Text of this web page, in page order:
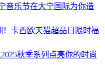
音乐节在大宁国际为你造
卡西欧天猫超品日限时福
秋季系列点亮你的时尚